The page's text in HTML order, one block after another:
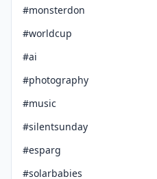
#monsterdon
#worldcup
#ai
#photography
#music
#silentsunday
#esparg
#solarbabies